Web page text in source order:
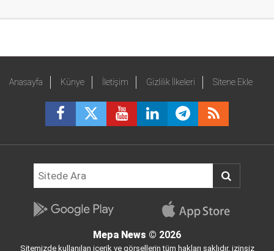
Anasayfa Künye İletişim Gizlilik İlkeleri Sitene Ekle
Mepa News © 2026
Sitemizde kullanılan içerik ve görsellerin tüm hakları saklıdır, izinsiz